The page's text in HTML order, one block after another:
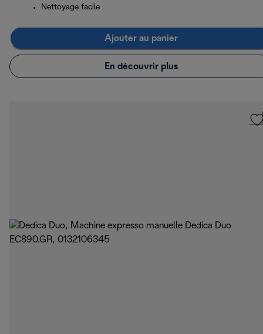
Nettoyage facile
Ajouter au panier
En découvrir plus